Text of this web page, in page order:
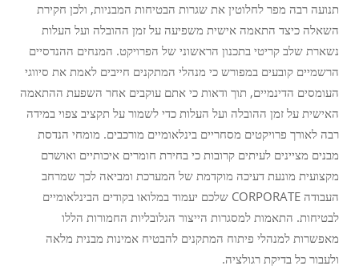
תנועה רבה מפר לחלוטין את שגרות הבטיחות המבניות, ולכן חקירת
השאלה כיצד התאמה אישית משפיעה על זמן ההובלה ועל העלות
נשארת שלב קריטי בתכנון הראשוני של הפרויקט. המנחים ההנדסיים
הרשמיים קובעים במפורש כי מנהלי המתקנים חייבים לאמת את סיווגי
העומסים הדינמיים, תוך ודאות כי אתם עוקבים אחר השפעת ההתאמה
האישית על זמן ההובלה ועל העלות כדי לשמור על תקציב צפוי במידה
רבה לאורך פרויקטים מסחריים בינלאומיים מורכבים. מומחי הנדסת
מבנים מציינים לעיתים קרובות כי בחירת חומרים איכותיים ואושרם
מקצועית מונעת דעיכה מוקדמת של המערכת ומביאה לכך שמרחב
העבודה CORPORATE שלכם יעמוד במלואו בקודים הבינלאומיים
לבטיחות. התאמות למסגרות הייצור הגלובליות החמורות הללו
מאפשרות למנהלי פיתוח המתקנים להבטיח אמינות מבנית מלאה
ולעבור כל בדיקת רגולציה.